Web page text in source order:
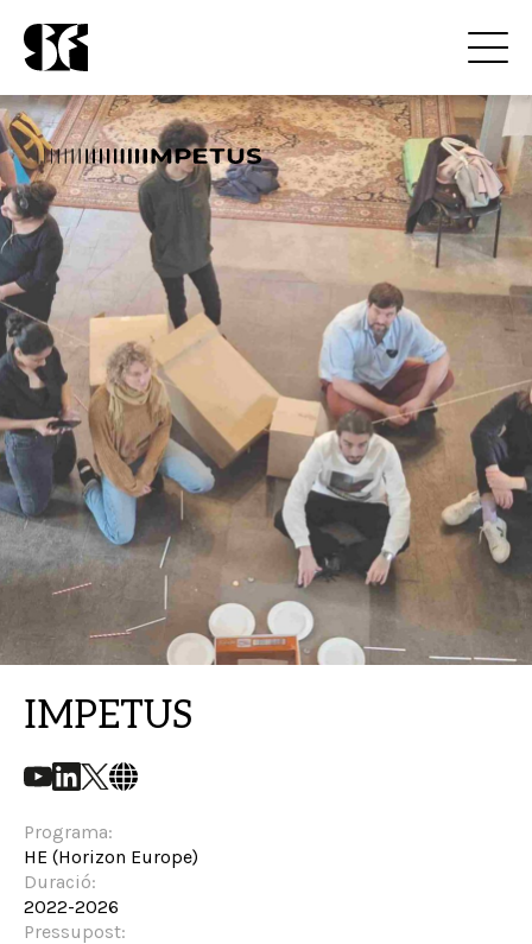
IMPETUS
Programa:
HE (Horizon Europe)
Duració:
2022-2026
Pressupost: